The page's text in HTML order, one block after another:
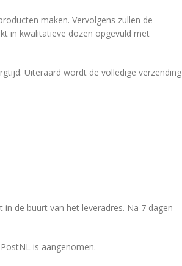
maken. Vervolgens zullen de
in kwalitatieve dozen opgevuld met
Uiteraard wordt de volledige verzending
de buurt van het leveradres. Na 7 dagen
is aangenomen.